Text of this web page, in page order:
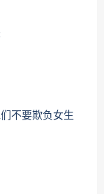
不要欺负女生